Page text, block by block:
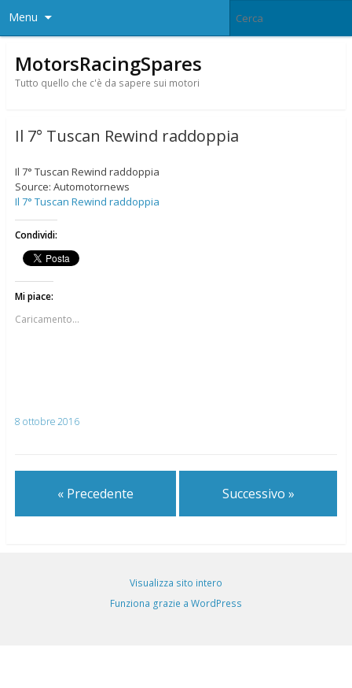
Menu
MotorsRacingSpares
Tutto quello che c'è da sapere sui motori
Il 7° Tuscan Rewind raddoppia
Il 7° Tuscan Rewind raddoppia
Source: Automotornews
Il 7° Tuscan Rewind raddoppia
Condividi:
Mi piace:
Caricamento...
8 ottobre 2016
« Precedente Successivo »
Visualizza sito intero
Funziona grazie a WordPress